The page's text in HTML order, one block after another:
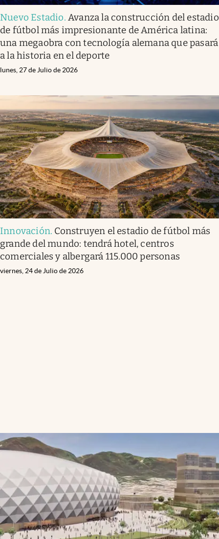
Nuevo Estadio. Avanza la construcción del estadio
de fútbol más impresionante de América latina:
una megaobra con tecnología alemana que pasará
a la historia en el deporte
lunes, 27 de Julio de 2026
Innovación. Construyen el estadio de fútbol más
grande del mundo: tendrá hotel, centros
comerciales y albergará 115.000 personas
viernes, 24 de Julio de 2026